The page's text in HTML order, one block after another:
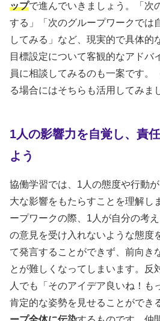
ップで進んでいきましょう。「次
する」「次のグループワークでは
してみる」など、現実的で具体的
目標設定について客観的なアドバ
員に相談してみるのも一案です。
る場合にはそちらも活用してみま
1人の影響力を自覚し、責
よう
協働学習では、1人の態度や行動
大な影響をもたらすことを理解し
ープワークの際、1人が自分の考
の意見を受け入れないような態度
て発言することができず、前向き
とが難しくなってしまいます。反
人でも「そのアイデア良いね！も
肯定的な姿勢を見せることができ